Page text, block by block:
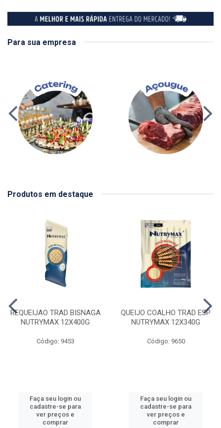
Para sua empresa
Produtos em destaque
REQUEIJAO TRAD BISNAGA
NUTRYMAX 12X400G
Código: 9453
Faça seu login ou
cadastre-se para
ver preços e
comprar
QUEIJO COALHO TRAD ESP
NUTRYMAX 12X340G
Código: 9650
Faça seu login ou
cadastre-se para
ver preços e
comprar